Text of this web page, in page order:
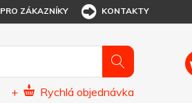
PRO ZÁKAZNÍKY KONTAKTY
+ Rychlá objednávka